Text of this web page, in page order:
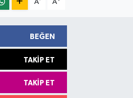
A A
BEĞEN
TAKIP ET
TAKIP ET